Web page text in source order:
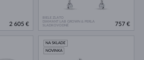
2 605 €
BIELE ZLATO
DIAMANT LAB GROWN & PERLA
SLADKOVODNÉ
757 €
NA SKLADE
NOVINKA